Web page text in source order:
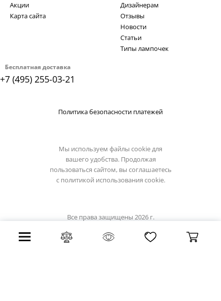
Бесплатная доставка
+7 (495) 255-03-21
Акции
Карта сайта
Дизайнерам
Отзывы
Новости
Статьи
Типы лампочек
Политика безопасности платежей
Мы используем файлы cookie для
вашего удобства. Продолжая
пользоваться сайтом, вы соглашаетесь
с политикой использования cookie.
Все права защищены 2026 г.